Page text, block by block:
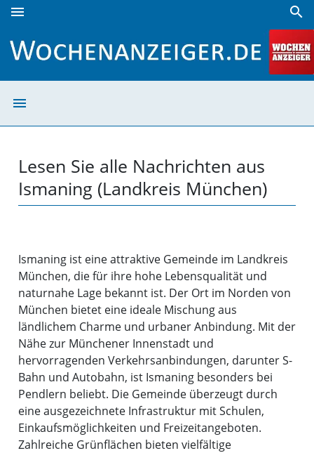
menu search
menu
Lesen Sie alle Nachrichten aus
Ismaning (Landkreis München)
Ismaning ist eine attraktive Gemeinde im Landkreis
München, die für ihre hohe Lebensqualität und
naturnahe Lage bekannt ist. Der Ort im Norden von
München bietet eine ideale Mischung aus
ländlichem Charme und urbaner Anbindung. Mit der
Nähe zur Münchener Innenstadt und
hervorragenden Verkehrsanbindungen, darunter S-
Bahn und Autobahn, ist Ismaning besonders bei
Pendlern beliebt. Die Gemeinde überzeugt durch
eine ausgezeichnete Infrastruktur mit Schulen,
Einkaufsmöglichkeiten und Freizeitangeboten.
Zahlreiche Grünflächen bieten vielfältige